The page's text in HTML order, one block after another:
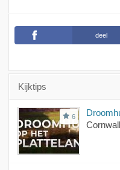
deel
Kijktips
6
Cornwall